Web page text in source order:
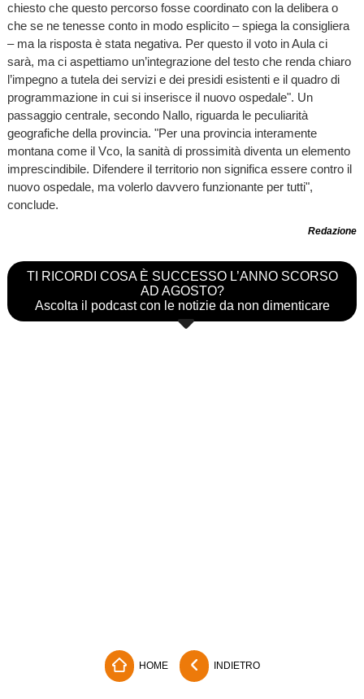
chiesto che questo percorso fosse coordinato con la delibera o
che se ne tenesse conto in modo esplicito – spiega la consigliera
– ma la risposta è stata negativa. Per questo il voto in Aula ci
sarà, ma ci aspettiamo un’integrazione del testo che renda chiaro
l’impegno a tutela dei servizi e dei presidi esistenti e il quadro di
programmazione in cui si inserisce il nuovo ospedale". Un
passaggio centrale, secondo Nallo, riguarda le peculiarità
geografiche della provincia. "Per una provincia interamente
montana come il Vco, la sanità di prossimità diventa un elemento
imprescindibile. Difendere il territorio non significa essere contro il
nuovo ospedale, ma volerlo davvero funzionante per tutti",
conclude.
Redazione
TI RICORDI COSA È SUCCESSO L’ANNO SCORSO
AD AGOSTO?
Ascolta il podcast con le notizie da non dimenticare
HOME INDIETRO